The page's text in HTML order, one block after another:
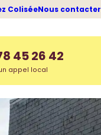
ColiséeNous contacter
45 26 42
appel local